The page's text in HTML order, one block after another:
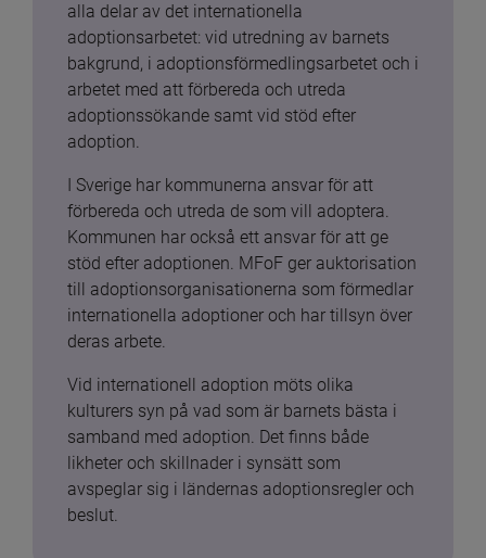
alla delar av det internationella
adoptionsarbetet: vid utredning av barnets
bakgrund, i adoptionsförmedlingsarbetet och i
arbetet med att förbereda och utreda
adoptionssökande samt vid stöd efter
adoption.
I Sverige har kommunerna ansvar för att
förbereda och utreda de som vill adoptera.
Kommunen har också ett ansvar för att ge
stöd efter adoptionen. MFoF ger auktorisation
till adoptionsorganisationerna som förmedlar
internationella adoptioner och har tillsyn över
deras arbete.
Vid internationell adoption möts olika
kulturers syn på vad som är barnets bästa i
samband med adoption. Det finns både
likheter och skillnader i synsätt som
avspeglar sig i ländernas adoptionsregler och
beslut.